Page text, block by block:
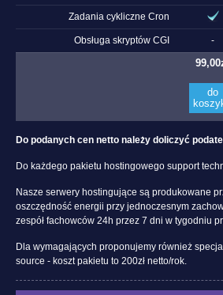
Zadania cykliczne Cron
Obsługa skryptów CGI -
99,00
do
Do podanych cen netto należy doliczyć
Do każdego pakietu hostingowego support
Nasze serwery hostingujące są produkowane
oszczędność energii przy jednoczesnym
zespół fachowców 24h przez 7 dni w tygodniu
Dla wymagających proponujemy również
source - koszt pakietu to 200zł netto/rok.